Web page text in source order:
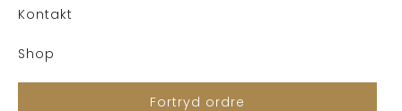
Kontakt
Shop
Fortryd ordre